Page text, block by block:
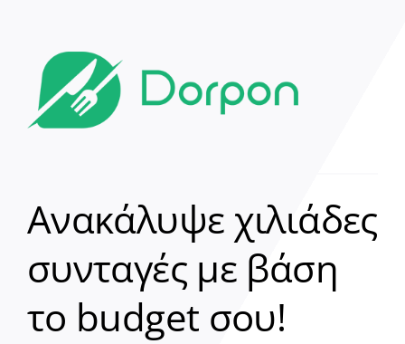
Ανακάλυψε χιλιάδες
συνταγές με βάση
το budget σου!